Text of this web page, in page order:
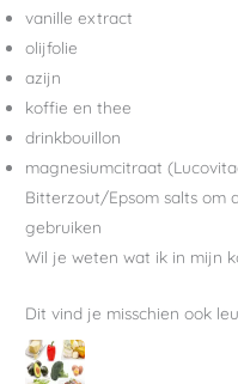
vanille extract
olijfolie
azijn
koffie en thee
drinkbouillon
magnesiumcitraat
Bitterzout/Epsom salts om
gebruiken
Wil je weten wat ik in mijn
Dit vind je misschien ook